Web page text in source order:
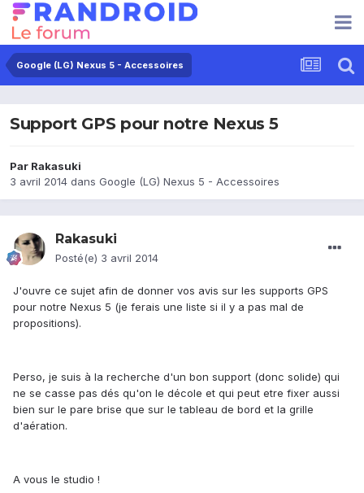
Google (LG) Nexus 5 - Accessoires
Support GPS pour notre Nexus 5
Par Rakasuki
3 avril 2014 dans Google (LG) Nexus 5 - Accessoires
Rakasuki
Posté(e) 3 avril 2014
J'ouvre ce sujet afin de donner vos avis sur les supports GPS
pour notre Nexus 5 (je ferais une liste si il y a pas mal de
propositions).
Perso, je suis à la recherche d'un bon support (donc solide) qui
ne se casse pas dés qu'on le décole et qui peut etre fixer aussi
bien sur le pare brise que sur le tableau de bord et la grille
d'aération.
A vous le studio !